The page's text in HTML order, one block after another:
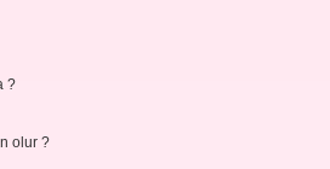
?
olur ?